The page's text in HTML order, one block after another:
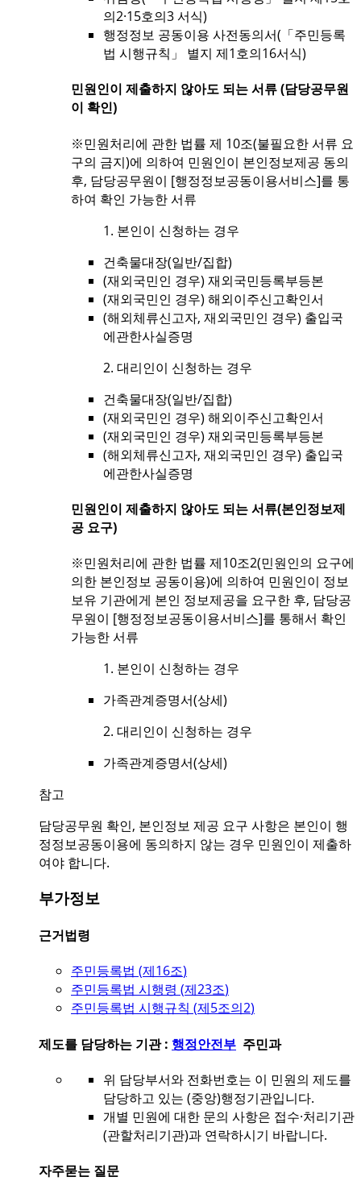
의2·15호의3 서식)
행정정보 공동이용 사전동의서(「주민등록
법 시행규칙」 별지 제1호의16서식)
민원인이 제출하지 않아도 되는 서류 (담당공무원
이 확인)
※민원처리에 관한 법률 제 10조(불필요한 서류 요
구의 금지)에 의하여 민원인이 본인정보제공 동의
후, 담당공무원이 [행정정보공동이용서비스]를 통
하여 확인 가능한 서류
1. 본인이 신청하는 경우
건축물대장(일반/집합)
(재외국민인 경우) 재외국민등록부등본
(재외국민인 경우) 해외이주신고확인서
(해외체류신고자, 재외국민인 경우) 출입국
에관한사실증명
2. 대리인이 신청하는 경우
건축물대장(일반/집합)
(재외국민인 경우) 해외이주신고확인서
(재외국민인 경우) 재외국민등록부등본
(해외체류신고자, 재외국민인 경우) 출입국
에관한사실증명
민원인이 제출하지 않아도 되는 서류(본인정보제
공 요구)
※민원처리에 관한 법률 제10조2(민원인의 요구에
의한 본인정보 공동이용)에 의하여 민원인이 정보
보유 기관에게 본인 정보제공을 요구한 후, 담당공
무원이 [행정정보공동이용서비스]를 통해서 확인
가능한 서류
1. 본인이 신청하는 경우
가족관계증명서(상세)
2. 대리인이 신청하는 경우
가족관계증명서(상세)
참고
담당공무원 확인, 본인정보 제공 요구 사항은 본인이 행
정정보공동이용에 동의하지 않는 경우 민원인이 제출하
여야 합니다.
부가정보
근거법령
주민등록법 (제16조)
주민등록법 시행령 (제23조)
주민등록법 시행규칙 (제5조의2)
제도를 담당하는 기관 : 행정안전부 주민과
위 담당부서와 전화번호는 이 민원의 제도를
담당하고 있는 (중앙)행정기관입니다.
개별 민원에 대한 문의 사항은 접수·처리기관
(관할처리기관)과 연락하시기 바랍니다.
자주묻는 질문